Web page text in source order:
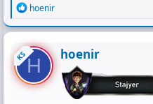
R
e
a
c
t
i
o
n
hoenir
KSH hoenir